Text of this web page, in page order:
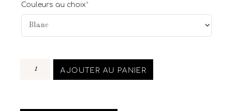
Couleurs au choix*
AJOUTER AU PANIER